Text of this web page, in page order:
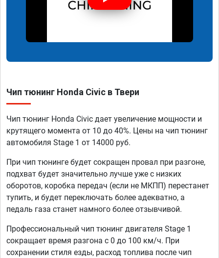
Чип тюнинг Honda Civic в Твери
Чип тюнинг Honda Civic дает увеличение мощности и
крутящего момента от 10 до 40%. Цены на чип тюнинг
автомобиля Stage 1 от 14000 руб.
При чип тюнинге будет сокращен провал при разгоне,
подхват будет значительно лучше уже с низких
оборотов, коробка передач (если не МКПП) перестанет
тупить, и будет переключать более адекватно, а
педаль газа станет намного более отзывчивой.
Профессиональный чип тюнинг двигателя Stage 1
сокращает время разгона с 0 до 100 км/ч. При
сохранении стиля езды, расход топлива после чип